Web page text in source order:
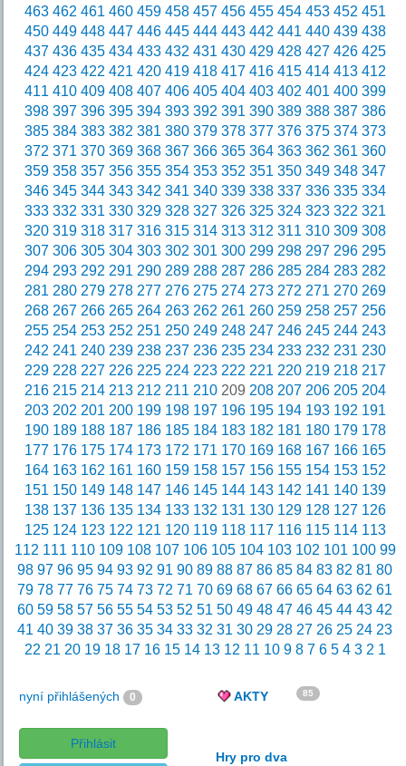
463 462 461 460 459 458 457 456 455 454 453 452 451
450 449 448 447 446 445 444 443 442 441 440 439 438
437 436 435 434 433 432 431 430 429 428 427 426 425
424 423 422 421 420 419 418 417 416 415 414 413 412
411 410 409 408 407 406 405 404 403 402 401 400 399
398 397 396 395 394 393 392 391 390 389 388 387 386
385 384 383 382 381 380 379 378 377 376 375 374 373
372 371 370 369 368 367 366 365 364 363 362 361 360
359 358 357 356 355 354 353 352 351 350 349 348 347
346 345 344 343 342 341 340 339 338 337 336 335 334
333 332 331 330 329 328 327 326 325 324 323 322 321
320 319 318 317 316 315 314 313 312 311 310 309 308
307 306 305 304 303 302 301 300 299 298 297 296 295
294 293 292 291 290 289 288 287 286 285 284 283 282
281 280 279 278 277 276 275 274 273 272 271 270 269
268 267 266 265 264 263 262 261 260 259 258 257 256
255 254 253 252 251 250 249 248 247 246 245 244 243
242 241 240 239 238 237 236 235 234 233 232 231 230
229 228 227 226 225 224 223 222 221 220 219 218 217
216 215 214 213 212 211 210209 208 207 206 205 204
203 202 201 200 199 198 197 196 195 194 193 192 191
190 189 188 187 186 185 184 183 182 181 180 179 178
177 176 175 174 173 172 171 170 169 168 167 166 165
164 163 162 161 160 159 158 157 156 155 154 153 152
151 150 149 148 147 146 145 144 143 142 141 140 139
138 137 136 135 134 133 132 131 130 129 128 127 126
125 124 123 122 121 120 119 118 117 116 115 114 113
112 111 110 109 108 107 106 105 104 103 102 101 100 99
98 97 96 95 94 93 92 91 90 89 88 87 86 85 84 83 82 81 80
79 78 77 76 75 74 73 72 71 70 69 68 67 66 65 64 63 62 61
60 59 58 57 56 55 54 53 52 51 50 49 48 47 46 45 44 43 42
41 40 39 38 37 36 35 34 33 32 31 30 29 28 27 26 25 24 23
22 21 20 19 18 17 16 15 14 13 12 11 10 9 8 7 6 5 4 3 2 1
nyní přihlášených 0
Přihlásit
AKTY 85
Hry pro dva